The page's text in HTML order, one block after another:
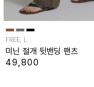
FREE, L
미닌 절개 뒷밴딩 팬츠
49,800